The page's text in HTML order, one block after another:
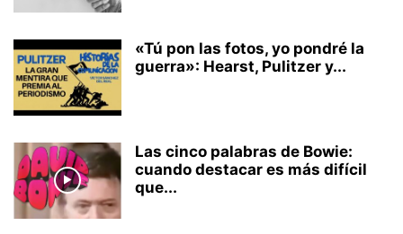
«Tú pon las fotos, yo pondré la
guerra»: Hearst, Pulitzer y...
Las cinco palabras de Bowie:
cuando destacar es más difícil
que...